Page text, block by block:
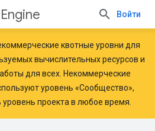
Войти
квотные уровни для
вычислительных ресурсов и
для всех. Некоммерческие
уровень «Сообщество»,
проекта в любое время.